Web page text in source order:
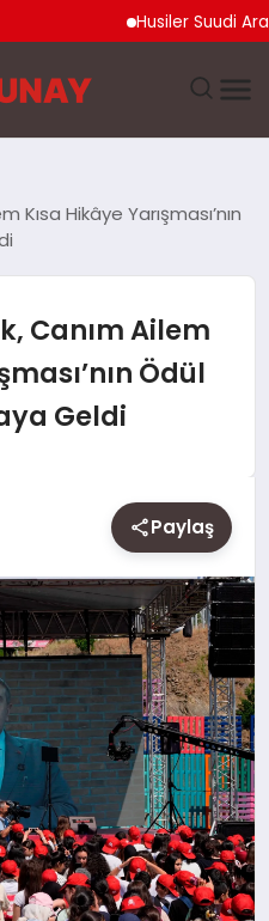
Husiler Suudi
Hikâye Yarışması’nın
Canım Ailem
Ödül
Geldi
Paylaş